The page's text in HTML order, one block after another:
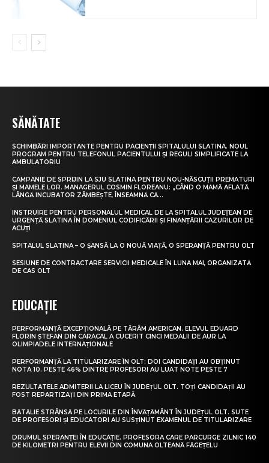
SĂNĂTATE
SCHIMBĂRI IMPORTANTE PENTRU PACIENȚII SPITALULUI SLATINA. NOUL
PROGRAM PENTRU TELEFONUL PACIENTULUI ȘI REGULI SIMPLIFICATE LA
AMBULATORIU
CAMPANIE DE SPRIJIN LA SJU SLATINA PENTRU NOU-NĂSCUȚII PREMATURI
ȘI MAMELE LOR. MANAGERUL COSMIN FLOREANU: „CÂND O MAMĂ AFLATĂ
LÂNGĂ INCUBATOR ZÂMBEȘTE, ÎNSEAMNĂ CĂ...
INSTRUIRE PENTRU PERSONALUL MEDICAL DE LA SPITALUL JUDEȚEAN DE
URGENȚĂ SLATINA ÎN DOMENIUL CODIFICĂRII ȘI FINANȚĂRII CAZURILOR DE
ACUȚI
SPITALUL SLATINA – O ȘANSĂ LA O NOUĂ VIAȚĂ, O SPERANȚĂ PENTRU OLT
SESIUNE DE CONTRACTARE SERVICII MEDICALE ÎN LUNA MAI, ORGANIZATĂ
DE CAS OLT
EDUCAȚIE
PERFORMANȚĂ EXCEPȚIONALĂ PE TĂRÂM AMERICAN. ELEVUL EDUARD
FLORIN ȘTEFAN DIN CARACAL A CUCERIT CINCI MEDALII DE AUR LA
OLIMPIADELE INTERNAȚIONALE
PERFORMANȚĂ LA TITULARIZARE ÎN OLT: DOI CANDIDAȚI AU OBȚINUT
NOTA 10. PESTE 46% DINTRE PROFESORI AU LUAT NOTE PESTE 7
REZULTATELE ADMITERII LA LICEU ÎN JUDEȚUL OLT. TOȚI CANDIDAȚII AU
FOST REPARTIZAȚI DIN PRIMA ETAPĂ
BĂTĂLIE STRÂNSĂ PE LOCURILE DIN ÎNVĂȚĂMÂNT ÎN JUDEȚUL OLT. SUTE
DE PROFESORI ȘI EDUCATORI AU SUSȚINUT EXAMENUL DE TITULARIZARE
DRUMUL SPERANȚEI ÎN EDUCAȚIE. PROFESORA CARE PARCURGE ZILNIC 140
DE KILOMETRI PENTRU ELEVII DIN COMUNA OLTEANĂ FĂGEȚELU